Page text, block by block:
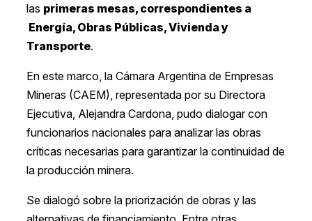
las primeras mesas, correspondientes a
Energía, Obras Públicas, Vivienda y
Transporte.
En este marco, la Cámara Argentina de Empresas
Mineras (CAEM), representada por su Directora
Ejecutiva, Alejandra Cardona, pudo dialogar con
funcionarios nacionales para analizar las obras
críticas necesarias para garantizar la continuidad de
la producción minera.
Se dialogó sobre la priorización de obras y las